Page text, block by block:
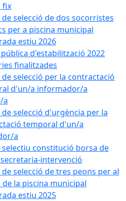
fix
de selecció de dos socorristes
per a piscina municipal
estiu 2026
d'estabilització 2022
finalitzades
de selecció per la contractació
d'un/a informador/a
a
de selecció d'urgència per la
temporal d'un/a
a
selectiu constitució borsa de
intervenció
de selecció de tres peons per al
la piscina municipal
estiu 2025